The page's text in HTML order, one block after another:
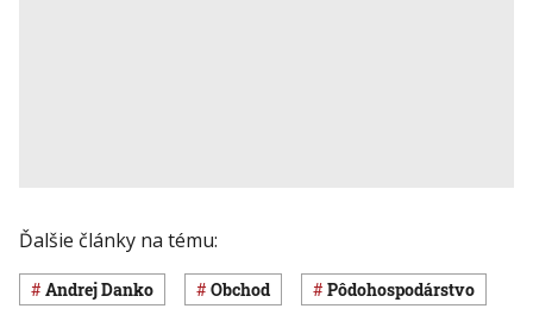
Ďalšie články na tému:
Andrej Danko obchod pôdohospodárstvo